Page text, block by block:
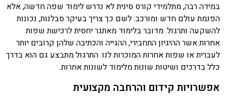
במידה רבה, מתלמידי קורס סינית לא נדרש לימוד שפה חדשה, אלא
הפנמת עולם חדש ומורכב. לשם כך צריך בעיקר סבלנות, נכונות
להשקעה ותרגול. מדובר בלימוד מאתגר יחסית לרכישת שפות
אחרות אשר ההיגיון התחבירי, ההגייה והכתיבה שלהן קרובים יותר
לעברית או שפות אחרות המוכרות לנו. התרגול מתבצע גם הוא בדרך
כלל בדרכים ושיטות שונות מלימוד לשונות אחרות.
אפשרויות קידום והרחבה מקצועית